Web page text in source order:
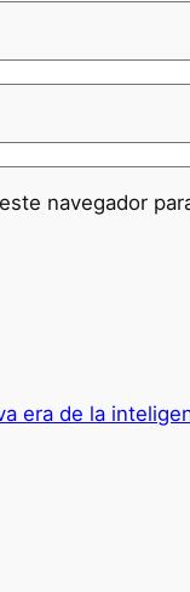
navegador
era de la